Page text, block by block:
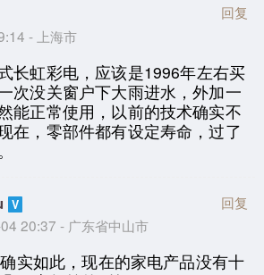
- 上海市
回复
长虹彩电，应该是1996年左右买
次没关窗户下大雨进水，外加一
能正常使用，以前的技术确实不
在，零部件都有设定寿命，过了
20:37 - 广东省中山市
回复
确实如此，现在的家电产品没有十